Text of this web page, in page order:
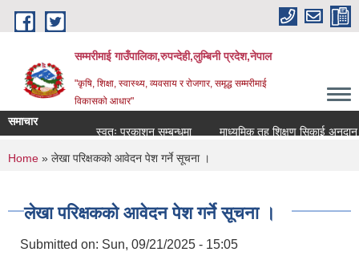
Skip to main content
सम्मरीमाई गाउँपालिका,रुपन्देही,लुम्बिनी प्रदेश,नेपाल
"कृषि, शिक्षा, स्वास्थ्य, व्यवसाय र रोजगार, समृद्ध सम्मरीमाई
विकासको आधार"
समाचार
स्वतः प्रकाशन सम्बन्धमा
माध्यमिक तह शिक्षण सिकाई अनुदान
You are here
Home » लेखा परिक्षकको आवेदन पेश गर्ने सूचना ।
लेखा परिक्षकको आवेदन पेश गर्ने सूचना ।
Submitted on: Sun, 09/21/2025 - 15:05